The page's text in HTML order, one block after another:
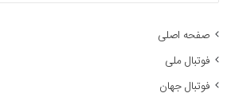
صفحه اصلی
فوتبال ملی
فوتبال جهان